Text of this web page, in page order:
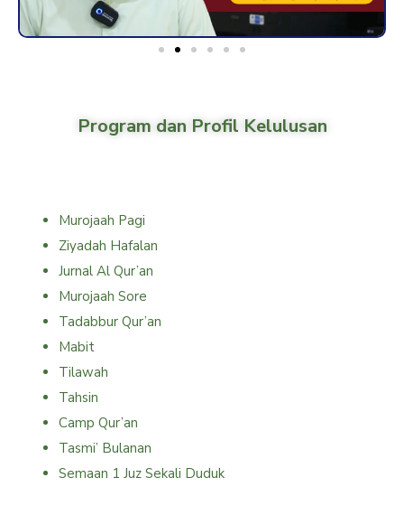
Program dan Profil Kelulusan
Murojaah Pagi
Ziyadah Hafalan
Jurnal Al Qur’an
Murojaah Sore
Tadabbur Qur’an
Mabit
Tilawah
Tahsin
Camp Qur’an
Tasmi’ Bulanan
Semaan 1 Juz Sekali Duduk